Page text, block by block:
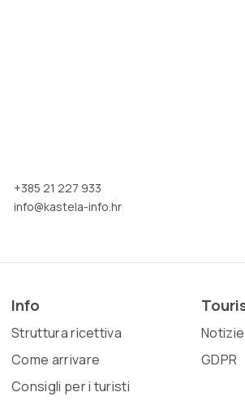
+385 21 227 933
info@kastela-info.hr
Info
Struttura ricettiva
Come arrivare
Consigli per i turisti
GDPR